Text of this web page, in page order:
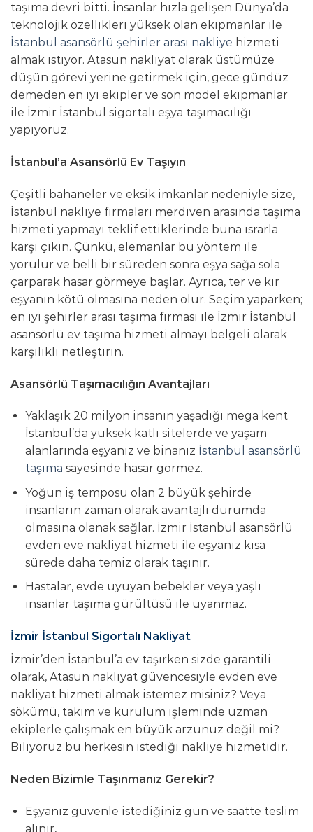
taşıma devri bitti. İnsanlar hızla gelişen Dünya’da
teknolojik özellikleri yüksek olan ekipmanlar ile
İstanbul asansörlü şehirler arası nakliye hizmeti
almak istiyor. Atasun nakliyat olarak üstümüze
düşün görevi yerine getirmek için, gece gündüz
demeden en iyi ekipler ve son model ekipmanlar
ile İzmir İstanbul sigortalı eşya taşımacılığı
yapıyoruz.
İstanbul’a Asansörlü Ev Taşıyın
Çeşitli bahaneler ve eksik imkanlar nedeniyle size,
İstanbul nakliye firmaları merdiven arasında taşıma
hizmeti yapmayı teklif ettiklerinde buna ısrarla
karşı çıkın. Çünkü, elemanlar bu yöntem ile
yorulur ve belli bir süreden sonra eşya sağa sola
çarparak hasar görmeye başlar. Ayrıca, ter ve kir
eşyanın kötü olmasına neden olur. Seçim yaparken;
en iyi şehirler arası taşıma firması ile İzmir İstanbul
asansörlü ev taşıma hizmeti almayı belgeli olarak
karşılıklı netleştirin.
Asansörlü Taşımacılığın Avantajları
Yaklaşık 20 milyon insanın yaşadığı mega kent
İstanbul’da yüksek katlı sitelerde ve yaşam
alanlarında eşyanız ve binanız İstanbul asansörlü
taşıma sayesinde hasar görmez.
Yoğun iş temposu olan 2 büyük şehirde
insanların zaman olarak avantajlı durumda
olmasına olanak sağlar. İzmir İstanbul asansörlü
evden eve nakliyat hizmeti ile eşyanız kısa
sürede daha temiz olarak taşınır.
Hastalar, evde uyuyan bebekler veya yaşlı
insanlar taşıma gürültüsü ile uyanmaz.
İzmir İstanbul Sigortalı Nakliyat
İzmir’den İstanbul’a ev taşırken sizde garantili
olarak, Atasun nakliyat güvencesiyle evden eve
nakliyat hizmeti almak istemez misiniz? Veya
sökümü, takım ve kurulum işleminde uzman
ekiplerle çalışmak en büyük arzunuz değil mi?
Biliyoruz bu herkesin istediği nakliye hizmetidir.
Neden Bizimle Taşınmanız Gerekir?
Eşyanız güvenle istediğiniz gün ve saatte teslim
alınır,